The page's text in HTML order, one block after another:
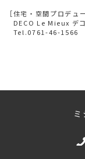
［住宅・空間プロデュー
DECO Le Mieux デ
Tel.0761-46-1566